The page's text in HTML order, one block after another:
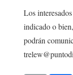
Los
indicado o
podrán